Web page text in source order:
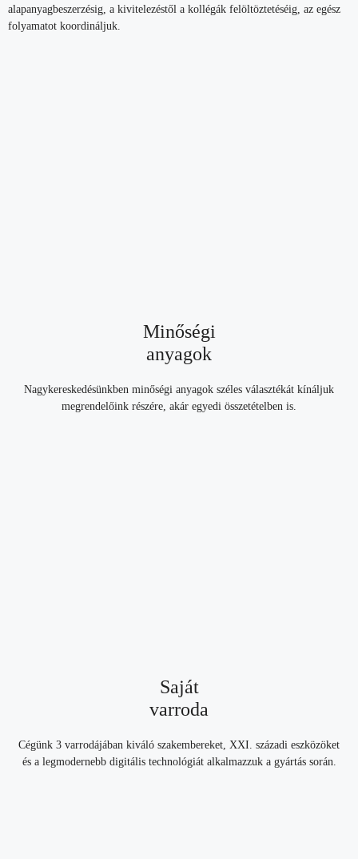
alapanyagbeszerzésig, a kivitelezéstől a kollégák felöltöztetéséig, az egész
folyamatot koordináljuk.
Minőségi
anyagok
Nagykereskedésünkben minőségi anyagok széles választékát kínáljuk
megrendelőink részére, akár egyedi összetételben is.
Saját
varroda
Cégünk 3 varrodájában kiváló szakembereket, XXI. századi eszközöket
és a legmodernebb digitális technológiát alkalmazzuk a gyártás során.